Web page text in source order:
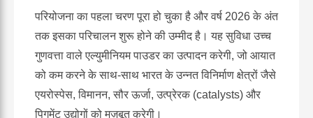
परियोजना का पहला चरण पूरा हो चुका है और वर्ष 2026 के अंत
तक इसका परिचालन शुरू होने की उम्मीद है। यह सुविधा उच्च
गुणवत्ता वाले एल्युमीनियम पाउडर का उत्पादन करेगी, जो आयात
को कम करने के साथ-साथ भारत के उन्नत विनिर्माण क्षेत्रों जैसे
एयरोस्पेस, विमानन, सौर ऊर्जा, उत्प्रेरक (catalysts) और
पिगमेंट उद्योगों को मज़बूत करेगी।